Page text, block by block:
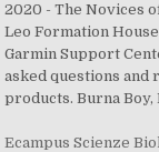
2020 - The Novices
Leo Formation
Garmin Support
asked questions and
products. Burna Boy,
Ecampus Scienze